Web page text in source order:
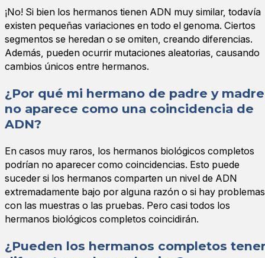
¡No! Si bien los hermanos tienen ADN muy similar, todavía
existen pequeñas variaciones en todo el genoma. Ciertos
segmentos se heredan o se omiten, creando diferencias.
Además, pueden ocurrir mutaciones aleatorias, causando
cambios únicos entre hermanos.
¿Por qué mi hermano de padre y madre
no aparece como una coincidencia de
ADN?
En casos muy raros, los hermanos biológicos completos
podrían no aparecer como coincidencias. Esto puede
suceder si los hermanos comparten un nivel de ADN
extremadamente bajo por alguna razón o si hay problemas
con las muestras o las pruebas. Pero casi todos los
hermanos biológicos completos coincidirán.
¿Pueden los hermanos completos